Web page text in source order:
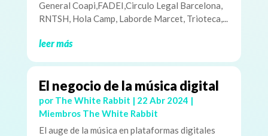
General Coapi,FADEI,Circulo Legal Barcelona,
RNTSH, Hola Camp, Laborde Marcet, Trioteca,...
leer más
El negocio de la música digital
por The White Rabbit | 22 Abr 2024 |
Miembros The White Rabbit
El auge de la música en plataformas digitales